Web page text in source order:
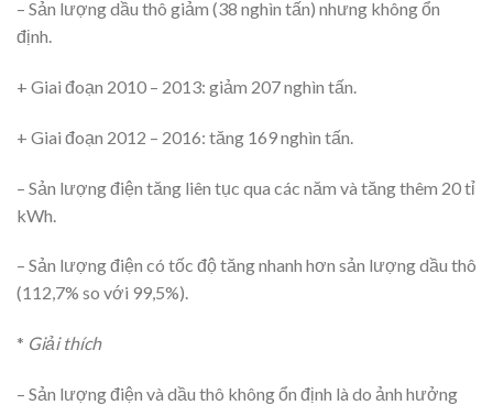
– Sản lượng dầu thô giảm (38 nghìn tấn) nhưng không ổn
định.
+ Giai đoạn 2010 – 2013: giảm 207 nghìn tấn.
+ Giai đoạn 2012 – 2016: tăng 169 nghìn tấn.
– Sản lượng điện tăng liên tục qua các năm và tăng thêm 20 tỉ
kWh.
– Sản lượng điện có tốc độ tăng nhanh hơn sản lượng dầu thô
(112,7% so với 99,5%).
* Giải thích
– Sản lượng điện và dầu thô không ổn định là do ảnh hưởng